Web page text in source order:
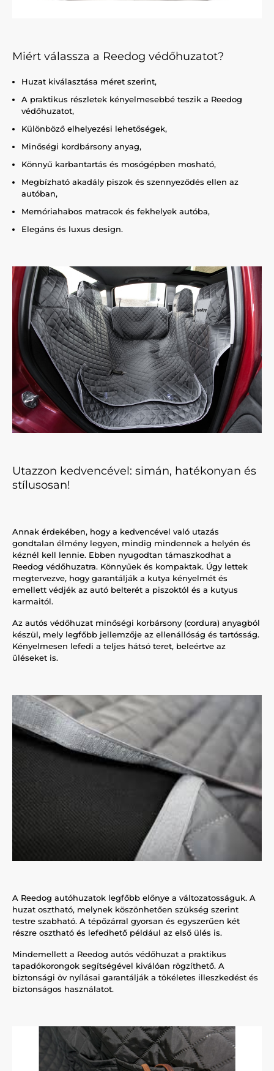
Miért válassza a Reedog védőhuzatot?
Huzat kiválasztása méret szerint,
A praktikus részletek kényelmesebbé teszik a Reedog
védőhuzatot,
Különböző elhelyezési lehetőségek,
Minőségi kordbársony anyag,
Könnyű karbantartás és mosógépben mosható,
Megbízható akadály piszok és szennyeződés ellen az
autóban,
Memóriahabos matracok és fekhelyek autóba,
Elegáns és luxus design.
Utazzon kedvencével: simán, hatékonyan és
stílusosan!
Annak érdekében, hogy a kedvencével való utazás
gondtalan élmény legyen, mindig mindennek a helyén és
kéznél kell lennie. Ebben nyugodtan támaszkodhat a
Reedog védőhuzatra. Könnyűek és kompaktak. Úgy lettek
megtervezve, hogy garantálják a kutya kényelmét és
emellett védjék az autó belterét a piszoktól és a kutyus
karmaitól.
Az autós védőhuzat minőségi korbársony (cordura) anyagból
készül, mely legfőbb jellemzője az ellenállóság és tartósság.
Kényelmesen lefedi a teljes hátsó teret, beleértve az
üléseket is.
A Reedog autóhuzatok legfőbb előnye a változatosságuk. A
huzat osztható, melynek köszönhetően szükség szerint
testre szabható. A tépőzárral gyorsan és egyszerűen két
részre osztható és lefedhető például az első ülés is.
Mindemellett a Reedog autós védőhuzat a praktikus
tapadókorongok segítségével kiválóan rögzíthető. A
biztonsági öv nyílásai garantálják a tökéletes illeszkedést és
biztonságos használatot.